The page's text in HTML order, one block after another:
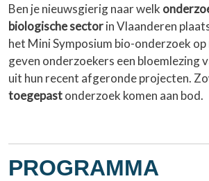
Ben je nieuwsgierig naar welk
biologische sectorin Vlaanderen
het Mini Symposium bio-onderzoek op
geven onderzoekers een bloemlezing
uit hun recent afgeronde projecten.
toegepastonderzoek komen aan bod.
PROGRAMMA